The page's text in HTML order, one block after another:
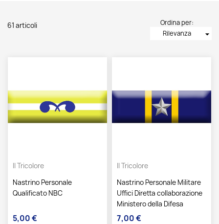
61 articoli
Ordina per:
Rilevanza
arrow_drop_down
Il Tricolore
Nastrino Personale
Qualificato NBC
Prezzo
5,00 €
Il Tricolore
Nastrino Personale Militare
Uffici Diretta collaborazione
Ministero della Difesa
Prezzo
7,00 €